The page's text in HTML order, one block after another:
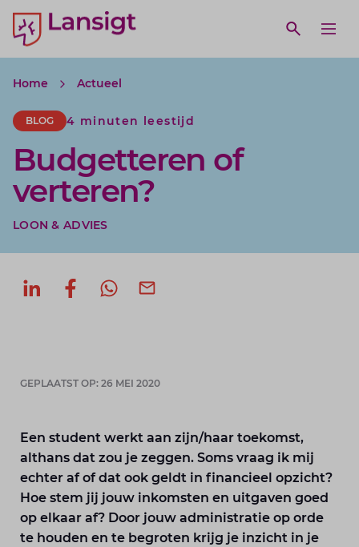
Lansigt Accountants logo
Open
search website
Home Actueel
BLOG 4 minuten leestijd
Budgetteren of
verteren?
LOON & ADVIES
Deel op LinkedIn
Deel op Facebook
GEPLAATST OP: 26 MEI 2020
Een student werkt aan zijn/haar toekomst,
althans dat zou je zeggen. Soms vraag ik mij
echter af of dat ook geldt in financieel opzicht?
Hoe stem jij jouw inkomsten en uitgaven goed
op elkaar af? Door jouw administratie op orde
te houden en te begroten krijg je inzicht in je